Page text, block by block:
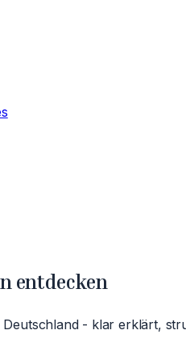
entdecken
- klar erklärt,